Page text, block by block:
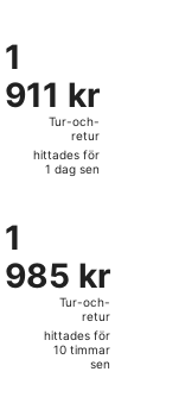
dag
sen
1
911 kr
Tur-
retur,
hittades
dag
sen
1
911 kr
Tur-och-
retur
hittades för
1 dag sen
avresa sön
1
985 kr
Tur-
retur,
hittades
1
985 kr
Tur-och-
retur
hittades för
10 timmar
sen
avresa ons